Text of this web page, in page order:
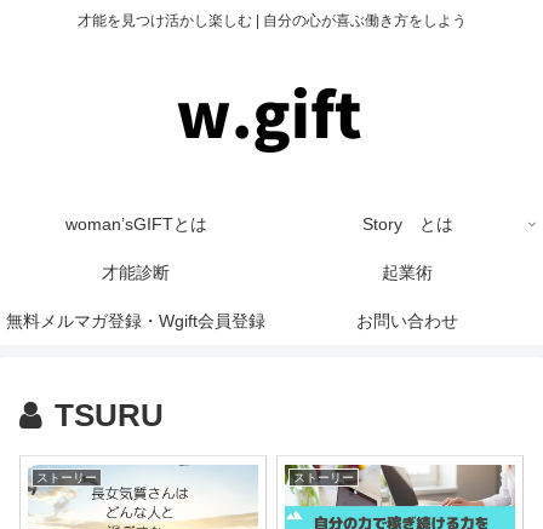
才能を見つけ活かし楽しむ | 自分の心が喜ぶ働き方をしよう
woman’sGIFTとは Story とは
才能診断 起業術
無料メルマガ登録・Wgift会員登録 お問い合わせ
TSURU
ストーリー ストーリー